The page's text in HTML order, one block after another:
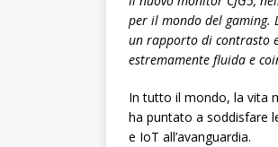
per il mondo del gaming.
un rapporto di contrasto
estremamente fluida e
In tutto il mondo, la vita
ha puntato a soddisfare
e IoT all’avanguardia.